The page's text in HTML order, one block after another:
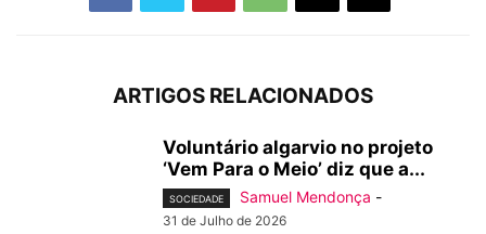
ARTIGOS RELACIONADOS
Voluntário algarvio no projeto
‘Vem Para o Meio’ diz que a...
SOCIEDADE Samuel Mendonça -
31 de Julho de 2026